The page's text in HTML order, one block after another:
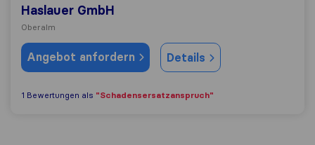
Haslauer GmbH
Oberalm
Angebot anfordern Details
1 Bewertungen als "Schadensersatzanspruch"